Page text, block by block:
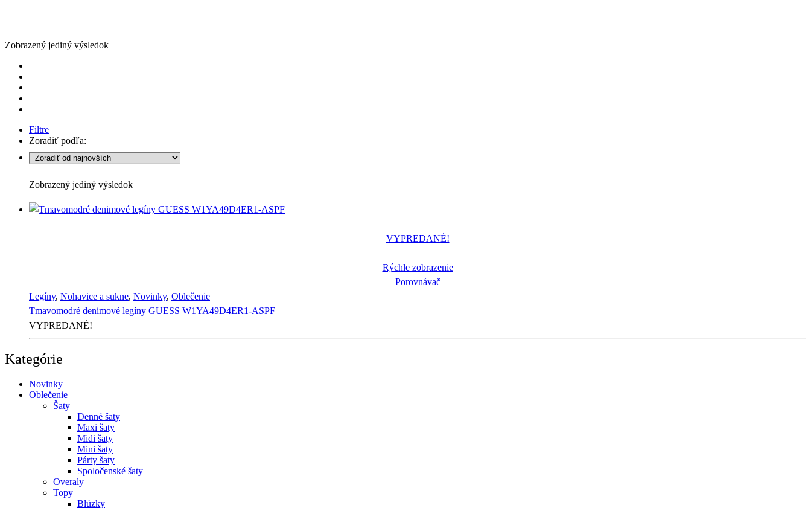
Zobrazený jediný výsledok
Filtre
Zoradiť podľa:
Zobrazený jediný výsledok
VYPREDANÉ!
Rýchle zobrazenie
Porovnávač
Legíny, Nohavice a sukne, Novinky, Oblečenie
Tmavomodré denimové legíny GUESS W1YA49D4ER1-ASPF
VYPREDANÉ!
Kategórie
Novinky
Oblečenie
Šaty
Denné šaty
Maxi šaty
Midi šaty
Mini šaty
Párty šaty
Spoločenské šaty
Overaly
Topy
Blúzky